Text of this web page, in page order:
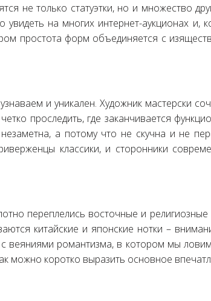
не только статуэтки, но и множество
на многих интернет-аукционах
простота форм объединяется с
и уникален. Художник мастерски
проследить, где заканчивается
а потому что не скучна и не
классики, и сторонники
переплелись восточные и
китайские и японские нотки –
веяниями романтизма, в котором мы
можно коротко выразить основное